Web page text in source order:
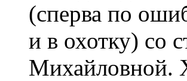
(сперва по
и в охотку) со
Михайловной.